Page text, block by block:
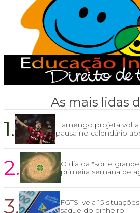
As mais lidas
1.
Flamengo projeta
pausa no calendário
2.
O dia da "sorte
primeira semana de
3.
FGTS: veja 15
saque do dinheiro